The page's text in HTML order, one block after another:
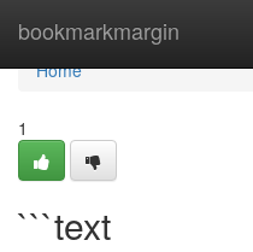
bookmarkmargin
Home
Home
1
```text